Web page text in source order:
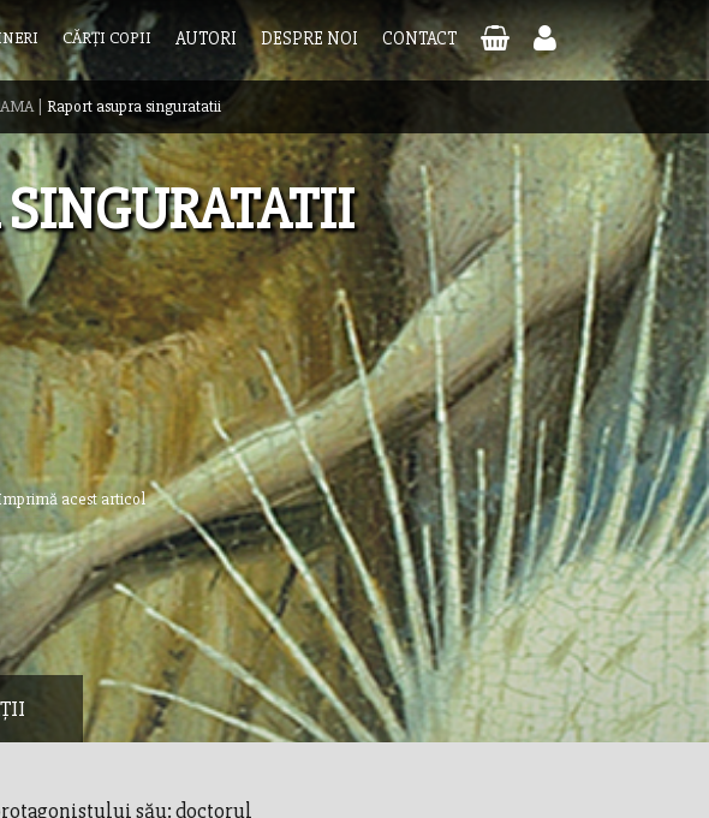
CĂRȚI COPII AUTORI DESPRE NOI CONTACT
| Raport asupra singuratatii
SINGURATATII
acest articol
său: doctorul